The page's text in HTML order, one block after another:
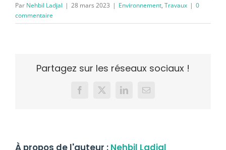
Par Nehbil Ladjal | 28 mars 2023 | Environnement, Travaux | 0
commentaire
Partagez sur les réseaux sociaux !
Facebook
X LinkedInEmail
À propos de l'auteur : Nehbil Ladjal